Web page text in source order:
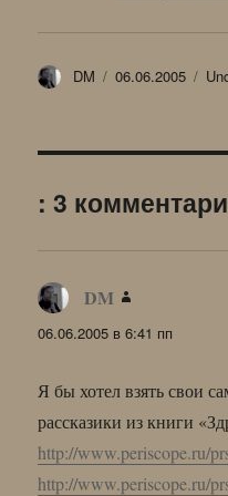
Автор
DM Опубликовано
06.06.2005
: 3
DM
06.06.2005 в 6:41 пп
Я бы хотел взять свои
рассказики из книги
http://www.periscope.ru/
http://www.periscope.ru/